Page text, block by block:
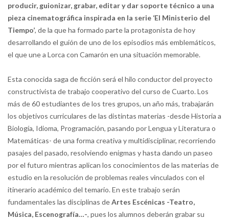
producir, guionizar, grabar, editar y dar soporte técnico a una
pieza cinematográfica inspirada en la serie ‘El Ministerio del
Tiempo’, de la que ha formado parte la protagonista de hoy
desarrollando el guión de uno de los episodios más emblemáticos,
el que une a Lorca con Camarón en una situación memorable.
Esta conocida saga de ficción será el hilo conductor del proyecto
constructivista de trabajo cooperativo del curso de Cuarto. Los
más de 60 estudiantes de los tres grupos, un año más, trabajarán
los objetivos curriculares de las distintas materias -desde Historia a
Biología, Idioma, Programación, pasando por Lengua y Literatura o
Matemáticas- de una forma creativa y multidisciplinar, recorriendo
pasajes del pasado, resolviendo enigmas y hasta dando un paseo
por el futuro mientras aplican los conocimientos de las materias de
estudio en la resolución de problemas reales vinculados con el
itinerario académico del temario. En este trabajo serán
fundamentales las disciplinas deArtes Escénicas -Teatro,
Música, Escenografía…-, pues los alumnos deberán grabar su